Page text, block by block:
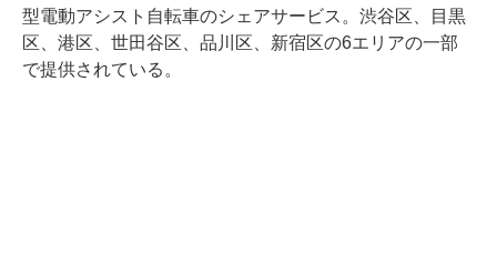
型電動アシスト自転車のシェアサービス。渋谷区、目黒
区、港区、世田谷区、品川区、新宿区の6エリアの一部
で提供されている。